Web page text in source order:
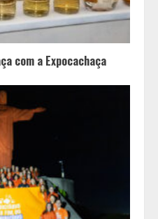
perde dinheiro?
com a Expocachaça